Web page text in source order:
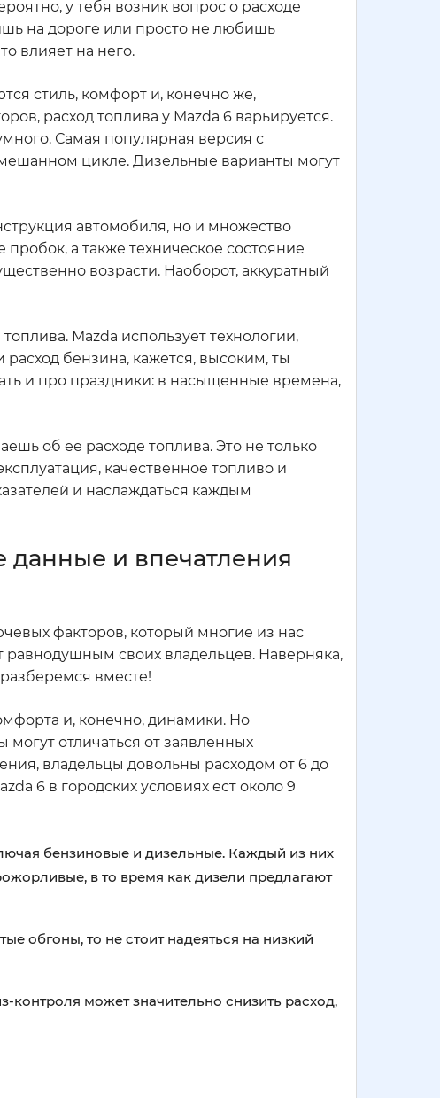
у тебя возник вопрос о расходе
на дороге или просто не любишь
влияет на него.
стиль, комфорт и, конечно же,
расход топлива у Mazda 6 варьируется.
Самая популярная версия с
цикле. Дизельные варианты могут
автомобиля, но и множество
а также техническое состояние
возрасти. Наоборот, аккуратный
Mazda использует технологии,
бензина, кажется, высоким, ты
и про праздники: в насыщенные времена,
об ее расходе топлива. Это не только
качественное топливо и
и наслаждаться каждым
данные и впечатления
факторов, который многие из нас
равнодушным своих владельцев. Наверняка,
вместе!
и, конечно, динамики. Но
могут отличаться от заявленных
владельцы довольны расходом от 6 до
6 в городских условиях ест около 9
бензиновые и дизельные. Каждый из них
в то время как дизели предлагают
обгоны, то не стоит надеяться на низкий
может значительно снизить расход,